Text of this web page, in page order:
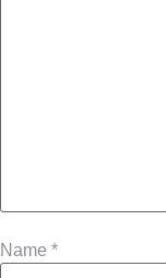
Name *